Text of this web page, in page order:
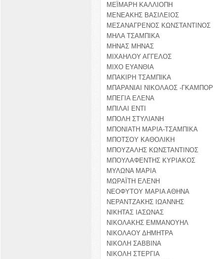
ΜΕΪΜΑΡΗ ΚΑΛΛΙΟΠΗ
ΜΕΝΕΑΚΗΣ ΒΑΣΙΛΕΙΟΣ
ΜΕΣΑΝΑΓΡΕΝΟΣ ΚΩΝΣΤΑΝΤΙΝΟΣ
ΜΗΛΑ ΤΣΑΜΠΙΚΑ
ΜΗΝΑΣ ΜΗΝΑΣ
ΜΙΧΑΗΛΟΥ ΑΓΓΕΛΟΣ
ΜΙΧΟ ΕΥΑΝΘΙΑ
ΜΠΑΚΙΡΗ ΤΣΑΜΠΙΚΑ
ΜΠΑΡΑΝΙΑΙ ΝΙΚΟΛΑΟΣ -ΓΚΑΜΠΟΡ
ΜΠΕΓΙΑ ΕΛΕΝΑ
ΜΠΙΛΑΙ ΕΝΤΙ
ΜΠΟΛΗ ΣΤΥΛΙΑΝΗ
ΜΠΟΝΙΑΤΗ ΜΑΡΙΑ-ΤΣΑΜΠΙΚΑ
ΜΠΟΤΣΟΥ ΚΑΘΟΛΙΚΗ
ΜΠΟΥΖΑΛΗΣ ΚΩΝΣΤΑΝΤΙΝΟΣ
ΜΠΟΥΛΑΦΕΝΤΗΣ ΚΥΡΙΑΚΟΣ
ΜΥΛΩΝΑ ΜΑΡΙΑ
ΜΩΡΑΪΤΗ ΕΛΕΝΗ
ΝΕΟΦΥΤΟΥ ΜΑΡΙΑ ΑΘΗΝΑ
ΝΕΡΑΝΤΖΑΚΗΣ ΙΩΑΝΝΗΣ
ΝΙΚΗΤΑΣ ΙΑΣΩΝΑΣ
ΝΙΚΟΛΑΚΗΣ ΕΜΜΑΝΟΥΗΛ
ΝΙΚΟΛΑΟΥ ΔΗΜΗΤΡΑ
ΝΙΚΟΛΗ ΣΑΒΒΙΝΑ
ΝΙΚΟΛΗ ΣΤΕΡΓΙΑ